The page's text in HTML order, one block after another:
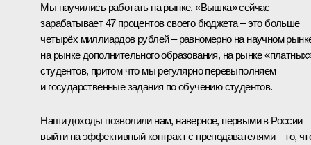
Мы научились работать на рынке. «Вышка» сейчас
зарабатывает 47 процентов своего бюджета – это больше
четырёх миллиардов рублей – равномерно на научном
на рынке дополнительного образования, на рынке
студентов, притом что мы регулярно перевыполняем
и государственные задания по обучению студентов.
Наши доходы позволили нам, наверное, первыми в России
выйти на эффективный контракт с преподавателями – то,